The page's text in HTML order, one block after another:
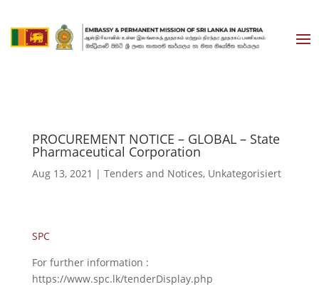
PROCUREMENT NOTICE – GLOBAL – State
Pharmaceutical Corporation
Aug 13, 2021 | Tenders and Notices, Unkategorisiert
SPC
For further information :
https://www.spc.lk/tenderDisplay.php